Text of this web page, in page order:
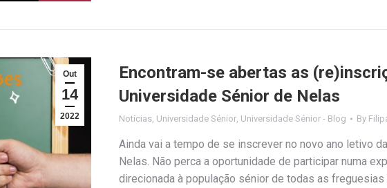
Out
14
2022
Encontram-se abertas as
Universidade Sénior de Nelas
Notícias Universidade Sénior Universidade Sénior - Blog By
Ainda vai a tempo de se inscrever no novo ano letivo
Nelas. Não perca a oportunidade de participar numa
direcionada à população sénior de todas as freguesias